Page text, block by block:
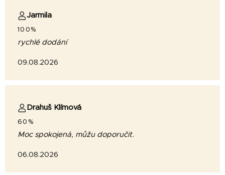
Jarmila
100%
rychlé dodání
09.08.2026
Drahuš Klímová
60%
Moc spokojená, můžu doporučit.
06.08.2026